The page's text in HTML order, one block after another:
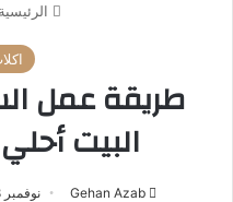
الرئيسية
طريقة عمل
البيت
Gehan Azab نوفمبر 28, 2021